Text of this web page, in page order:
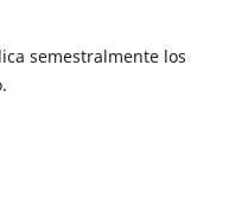
semestralmente los